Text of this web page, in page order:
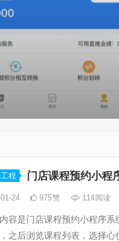
程 门店课程预约小程
24 975赞 114阅读
容是门店课程预约小程序
之后浏览课程列表，选择